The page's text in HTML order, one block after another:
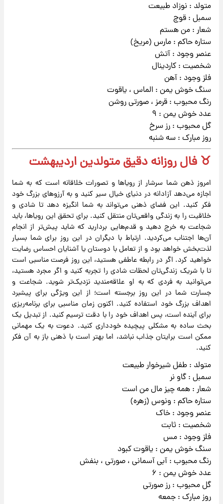
متولد : نوزاد طبیعت
سمبل : قوچ
شعار : من هستم
ستاره حاکم : مارس (مریخ)
عنصر وجود : آتش
شخصیت : کاردینال
فلز وجود : آهن
سنگ خوش یمن : الماس ، یاقوت
رنگ محبوب : قرمز ، صورتی روشن
عدد خوش یمن : ۹
گل محبوب : رز سرخ
روز مبارک : سه شنبه
♉ فال روزانه دقیق متولدین اردیبهشت
امروز ذهن شما سرشار از رویاها و تصورات خلاقانه است که به شما
اجازه می‌دهد آزادانه در دنیای خیال سیر کنید و به آرزوهای بزرگ خود
فکر کنید. این فضای ذهنی می‌تواند به شما انگیزه دهد تا شادی و
خلاقیت را به زندگی واقعی‌تان منتقل کنید. برای تحقق این رویاها، باید
شجاعت به خرج دهید و قدم‌هایی بردارید که شاید پیش‌تر از انجام
آن‌ها اجتناب می‌کردید. ارتباط با دیگران در این روز برای شما بسیار
لذت‌بخش خواهد بود و از تعامل با دوستان یا آشنایان احساس رضایت
خواهید کرد. اگر در رابطه عاطفی هستید، این روز فرصت مناسبی است
تا با شریک زندگی‌تان لحظات شادی را تجربه کنید و اگر مجرد هستید،
می‌توانید به فردی که به او علاقه‌مندید نزدیک‌تر شوید. شجاعت و
جسارت شما در این روز برجسته است؛ از این ویژگی برای پیشبرد
اهداف بزرگ خود استفاده کنید. اکنون زمان مناسبی برای برنامه‌ریزی
برای آینده است، پس اهداف خود را با دقت ترسیم کنید. از تبدیل یک
بحث ساده به مشکلی پیچیده خودداری کنید. دعوت به یک مهمانی
ممکن است برایتان جذاب نباشد، اما بهتر است با ذهنی باز به آن فکر
کنید.
متولد : طفل شیرخوار طبیعت
سمبل : گاو نر
شعار : همه چیز مال من است
ستاره حاکم : ونوس (زهره)
عنصر وجود : خاک
شخصیت : ثابت
فلز وجود : مس
سنگ خوش یمن : یاقوت کبود
رنگ محبوب : آبی آسمانی ، صورتی ، بنفش
عدد خوش یمن : ۶
گل محبوب : رز صورتی
روز مبارک : جمعه